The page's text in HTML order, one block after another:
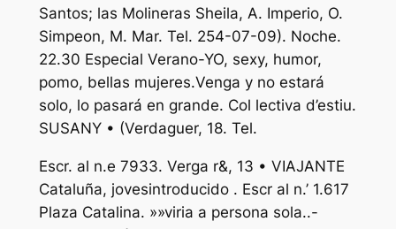
Santos; las Molineras Sheila, A. Imperio, O.
Simpeon, M. Mar. Tel. 254-07-09). Noche.
22.30 Especial Verano-YO, sexy, humor,
pomo, bellas mujeres.Venga y no estará
solo, lo pasará en grande. Col lectiva d’estiu.
SUSANY • (Verdaguer, 18. Tel.
Escr. al n.e 7933. Verga r&, 13 • VIAJANTE
Cataluña, jovesintroducido . Escr al n.’ 1.617
Plaza Catalina. »»viria a persona sola..-